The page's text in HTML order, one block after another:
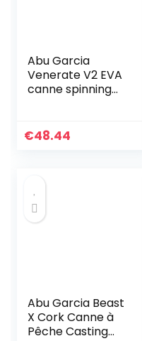
Abu Garcia
Venerate V2 EVA
canne spinning
carnassiers en eau
€48.44
Abu Garcia Beast
X Cork Canne à
Pêche Casting